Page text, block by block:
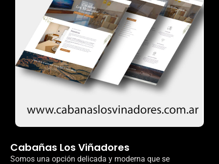
Cabañas Los Viñadores
Somos una opción delicada y moderna que se